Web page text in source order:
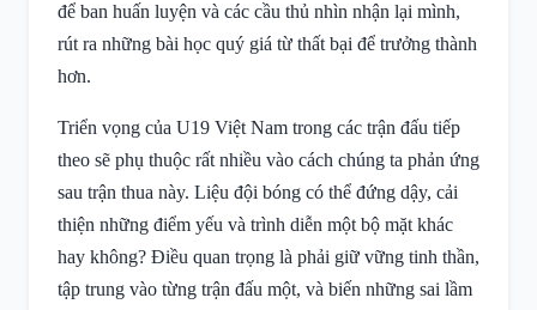
để ban huấn luyện và các cầu thủ nhìn nhận lại mình,
rút ra những bài học quý giá từ thất bại để trưởng thành
hơn.
Triển vọng của U19 Việt Nam trong các trận đấu tiếp
theo sẽ phụ thuộc rất nhiều vào cách chúng ta phản ứng
sau trận thua này. Liệu đội bóng có thể đứng dậy, cải
thiện những điểm yếu và trình diễn một bộ mặt khác
hay không? Điều quan trọng là phải giữ vững tinh thần,
tập trung vào từng trận đấu một, và biến những sai lầm